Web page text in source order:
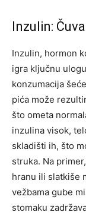
Inzulin:
Inzulin, hormon
igra ključnu
konzumacija
pića može
što ometa
inzulina visok,
skladišti ih, što
struka. Na
hranu ili slatkiše
vežbama gube
stomaku